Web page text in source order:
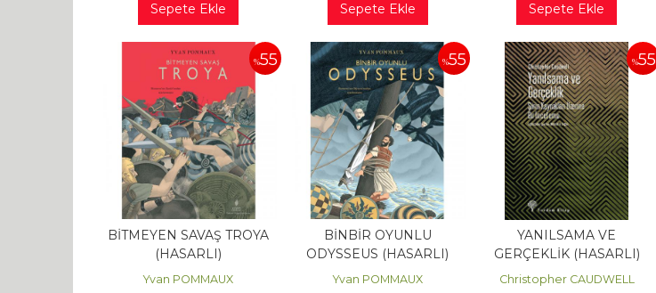
Sepete Ekle
Sepete Ekle
Sepete Ekle
%55
BİTMEYEN SAVAŞ TROYA
(HASARLI)
Yvan POMMAUX
%55
BİNBİR OYUNLU
ODYSSEUS (HASARLI)
Yvan POMMAUX
%55
YANILSAMA VE
GERÇEKLİK (HASARLI)
Christopher CAUDWELL